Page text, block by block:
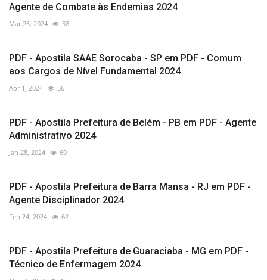
Agente de Combate às Endemias 2024
Mar 26, 2024 58
PDF - Apostila SAAE Sorocaba - SP em PDF - Comum
aos Cargos de Nível Fundamental 2024
Apr 1, 2024 56
PDF - Apostila Prefeitura de Belém - PB em PDF - Agente
Administrativo 2024
Jan 28, 2024 69
PDF - Apostila Prefeitura de Barra Mansa - RJ em PDF -
Agente Disciplinador 2024
Feb 24, 2024 62
PDF - Apostila Prefeitura de Guaraciaba - MG em PDF -
Técnico de Enfermagem 2024